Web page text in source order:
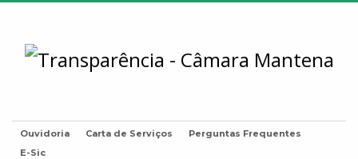
Ouvidoria Carta de Serviços
Perguntas Frequentes
E-Sic